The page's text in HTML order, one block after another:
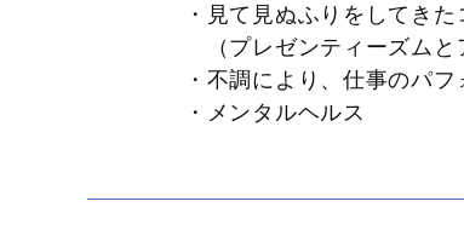
・見て見ぬふりをしてきた
（プレゼンティーズムと
・不調により、仕事のパ
・メンタルヘルス